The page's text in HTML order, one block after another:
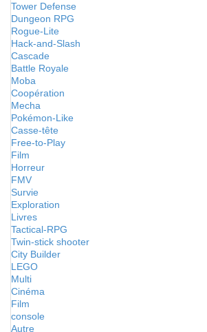
Tower Defense
Dungeon RPG
Rogue-Lite
Hack-and-Slash
Cascade
Battle Royale
Moba
Coopération
Mecha
Pokémon-Like
Casse-tête
Free-to-Play
Film
Horreur
FMV
Survie
Exploration
Livres
Tactical-RPG
Twin-stick shooter
City Builder
LEGO
Multi
Cinéma
Film
console
Autre